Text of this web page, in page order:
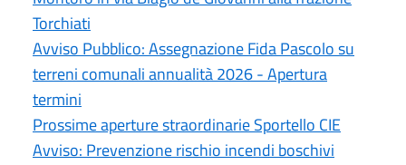
Torchiati
Avviso Pubblico: Assegnazione Fida Pascolo su
terreni comunali annualità 2026 - Apertura
termini
Prossime aperture straordinarie Sportello CIE
Avviso: Prevenzione rischio incendi boschivi